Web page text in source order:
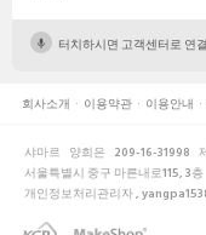
터치하시면 고객센터로 연
회사소개 이용약관 이용안내
샤마르 양희은 209-16-31998
서울특별시 중구 마른내로115, 3층
개인정보처리관리자 ,